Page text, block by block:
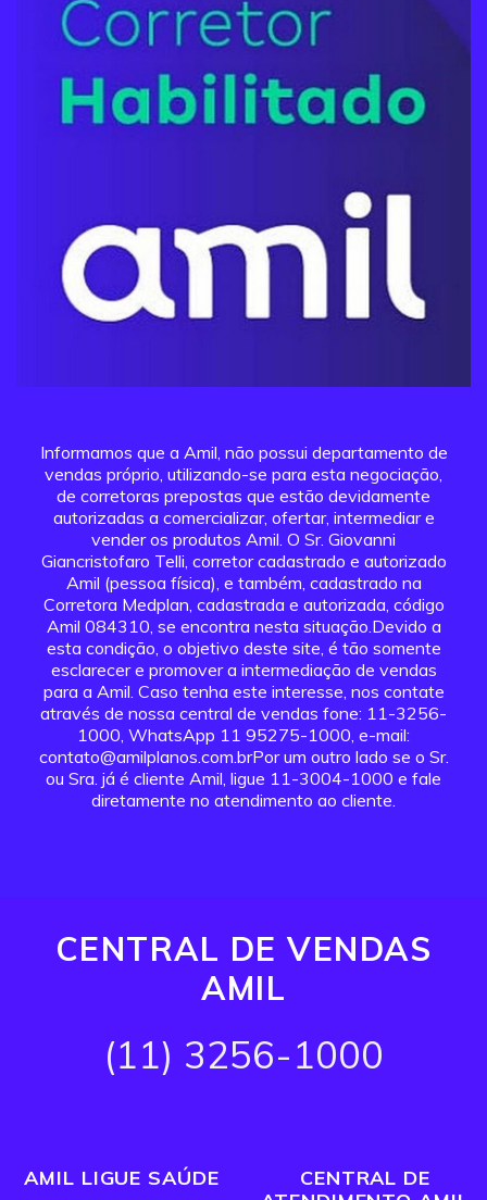
Informamos que a Amil, não possui departamento de
vendas próprio, utilizando-se para esta negociação,
de corretoras prepostas que estão devidamente
autorizadas a comercializar, ofertar, intermediar e
vender os produtos Amil. O Sr. Giovanni
Giancristofaro Telli, corretor cadastrado e autorizado
Amil (pessoa física), e também, cadastrado na
Corretora Medplan, cadastrada e autorizada, código
Amil 084310, se encontra nesta situação.Devido a
esta condição, o objetivo deste site, é tão somente
esclarecer e promover a intermediação de vendas
para a Amil. Caso tenha este interesse, nos contate
através de nossa central de vendas fone: 11-3256-
1000, WhatsApp 11 95275-1000, e-mail:
contato@amilplanos.com.brPor um outro lado se o Sr.
ou Sra. já é cliente Amil, ligue 11-3004-1000 e fale
diretamente no atendimento ao cliente.
CENTRAL DE VENDAS
AMIL
(11) 3256-1000
AMIL LIGUE SAÚDE
CENTRAL DE